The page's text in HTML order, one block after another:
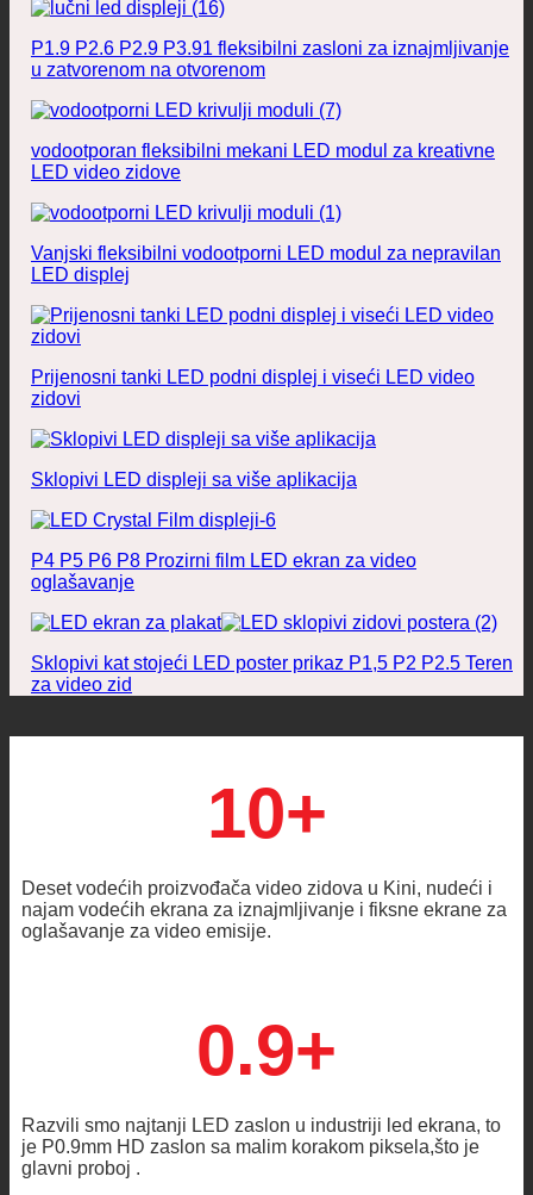
P1.9 P2.6 P2.9 P3.91 fleksibilni zasloni za iznajmljivanje
u zatvorenom na otvorenom
vodootporan fleksibilni mekani LED modul za kreativne
LED video zidove
Vanjski fleksibilni vodootporni LED modul za nepravilan
LED displej
Prijenosni tanki LED podni displej i viseći LED video
zidovi
Sklopivi LED displeji sa više aplikacija
P4 P5 P6 P8 Prozirni film LED ekran za video
oglašavanje
Sklopivi kat stojeći LED poster prikaz P1,5 P2 P2.5 Teren
za video zid
10+
Deset vodećih proizvođača video zidova u Kini, nudeći i
najam vodećih ekrana za iznajmljivanje i fiksne ekrane za
oglašavanje za video emisije.
0.9+
Razvili smo najtanji LED zaslon u industriji led ekrana, to
je P0.9mm HD zaslon sa malim korakom piksela,što je
glavni proboj .